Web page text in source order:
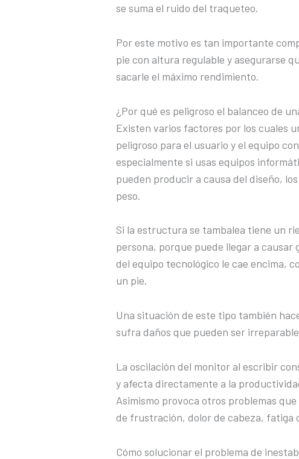
se suma el ruido del traqueteo.
Por este motivo es tan importante
pie con altura regulable y asegurarse
sacarle el máximo rendimiento.
¿Por qué es peligroso el balanceo de
Existen varios factores por los cuales
peligroso para el usuario y el equipo
especialmente si usas equipos
pueden producir a causa del diseño,
peso.
Si la estructura se tambalea tiene un
persona, porque puede llegar a causar
del equipo tecnológico le cae encima,
un pie.
Una situación de este tipo también
sufra daños que pueden ser
La oscilación del monitor al escribir
y afecta directamente a la
Asimismo provoca otros problemas
de frustración, dolor de cabeza, fatiga
Cómo solucionar el problema de